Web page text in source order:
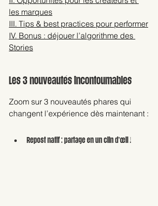
les marques
III. Tips & best practices pour performer
IV. Bonus : déjouer l’algorithme des
Stories
Les 3 nouveautés incontournables
Zoom sur 3 nouveautés phares qui
changent l’expérience dès maintenant :
Repost natif : partage en un clin d’œil !